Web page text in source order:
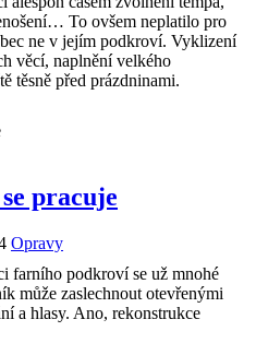
To ovšem neplatilo pro
ne v jejím podkroví. Vyklizení
věcí, naplnění velkého
těsně před prázdninami.
pracuje
Opravy
farního podkroví se už mnohé
může zaslechnout otevřenými
a hlasy. Ano, rekonstrukce